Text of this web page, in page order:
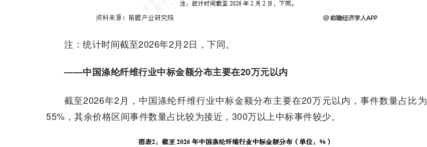
注：统计时间截至2026年2月2日，下同。
——中国涤纶纤维行业中标金额分布主要在20万元以内
截至2026年2月，中国涤纶纤维行业中标金额分布主要在20万元以内，事件数量占比为
55%，其余价格区间事件数量占比较为接近，300万以上中标事件较少。